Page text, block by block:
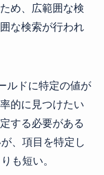
め、広範囲な検
な検索が行われ
ルドに特定の値が
的に見つけたい
する必要がある
、項目を特定し
も短い。